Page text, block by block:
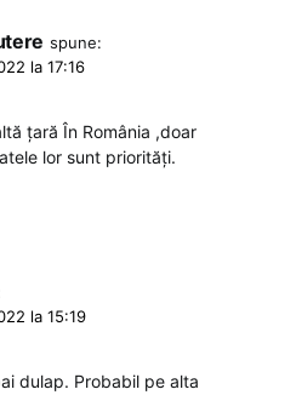
spune:
la 17:16
țară În România ,doar
lor sunt priorități.
la 15:19
dulap. Probabil pe alta